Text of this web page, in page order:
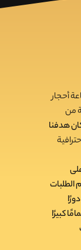
أحجار
من
هدفنا
الطلبات
كبيرًا